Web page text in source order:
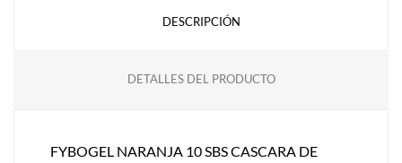
DESCRIPCIÓN
DETALLES DEL PRODUCTO
FYBOGEL NARANJA 10 SBS CASCARA DE